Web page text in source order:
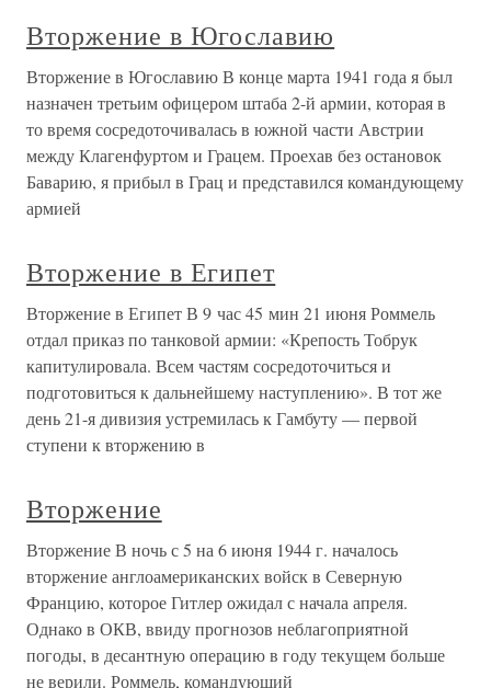
Вторжение в Югославию
Вторжение в Югославию В конце марта 1941 года я был
назначен третьим офицером штаба 2-й армии, которая в
то время сосредоточивалась в южной части Австрии
между Клагенфуртом и Грацем. Проехав без остановок
Баварию, я прибыл в Грац и представился командующему
армией
Вторжение в Египет
Вторжение в Египет В 9 час 45 мин 21 июня Роммель
отдал приказ по танковой армии: «Крепость Тобрук
капитулировала. Всем частям сосредоточиться и
подготовиться к дальнейшему наступлению». В тот же
день 21-я дивизия устремилась к Гамбуту — первой
ступени к вторжению в
Вторжение
Вторжение В ночь с 5 на 6 июня 1944 г. началось
вторжение англоамериканских войск в Северную
Францию, которое Гитлер ожидал с начала апреля.
Однако в ОКВ, ввиду прогнозов неблагоприятной
погоды, в десантную операцию в году текущем больше
не верили. Роммель, командующий